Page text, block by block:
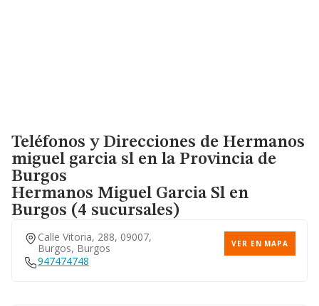
Teléfonos y Direcciones de Hermanos
miguel garcia sl en la Provincia de
Burgos
Hermanos Miguel Garcia Sl en
Burgos (4 sucursales)
Calle Vitoria, 288, 09007,
Burgos, Burgos
VER EN MAPA
947474748